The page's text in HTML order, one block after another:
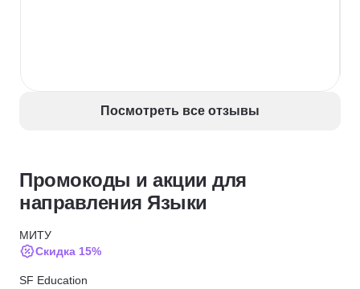
Посмотреть все отзывы
Промокоды и акции для
направления Языки
МИТУ
Скидка 15%
SF Education